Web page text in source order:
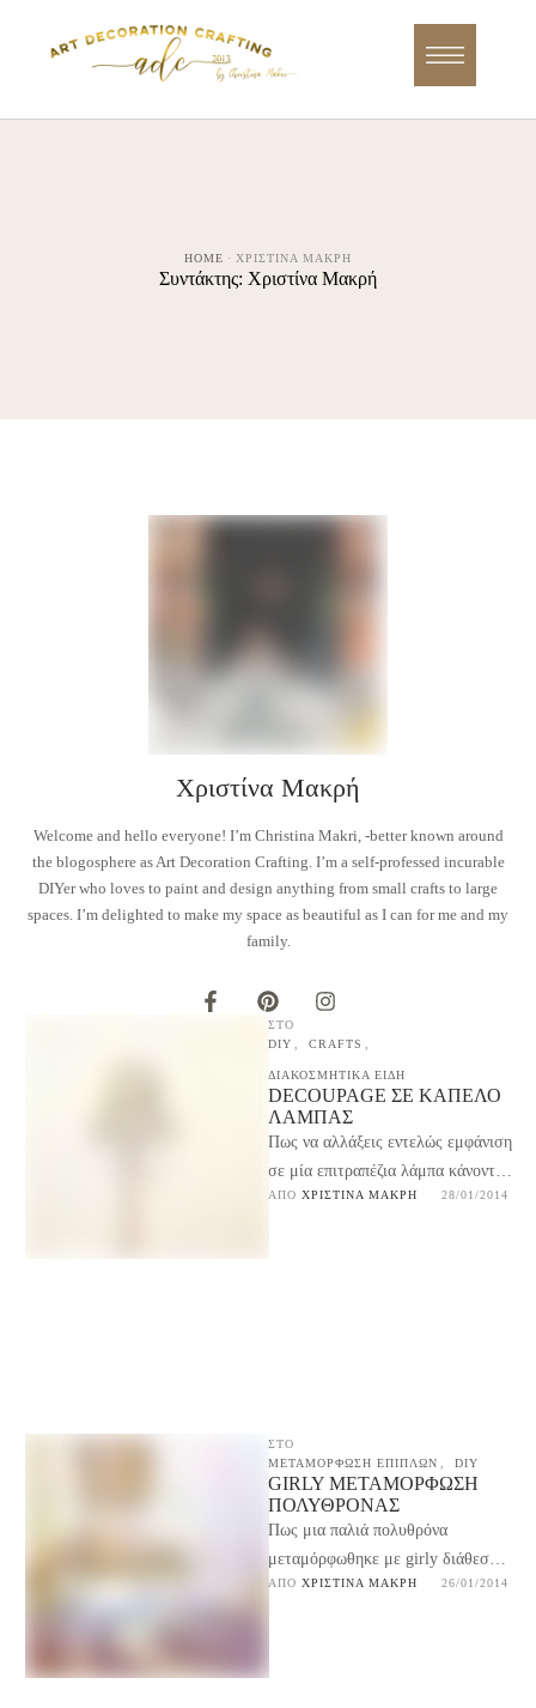
HOME · ΧΡΙΣΤΊΝΑ ΜΑΚΡΉ
Συντάκτης: Χριστίνα Μακρή
Χριστίνα Μακρή
Welcome and hello everyone! I’m Christina Makri, -better known around
the blogosphere as Art Decoration Crafting. I’m a self-professed incurable
DIYer who loves to paint and design anything from small crafts to large
spaces. I’m delighted to make my space as beautiful as I can for me and my
family.
ΣΤΟ
DIY
CRAFTS
ΔΙΑΚΟΣΜΗΤΙΚΑ ΕΙΔΗ
DECOUPAGE ΣΕ ΚΑΠΈΛΟ
ΛΆΜΠΑΣ
Πως να αλλάξεις εντελώς εμφάνιση
σε μία επιτραπέζια λάμπα κάνοντας
decoupage στο καπέλο της. Μια
ΑΠΌ ΧΡΙΣΤΊΝΑ ΜΑΚΡΉ 28/01/2014
ΣΤΟ
ΜΕΤΑΜΟΡΦΩΣΗ ΕΠΙΠΛΩΝ
DIY
GIRLY ΜΕΤΑΜΌΡΦΩΣΗ
ΠΟΛΥΘΡΌΝΑΣ
Πως μια παλιά πολυθρόνα
μεταμόρφωθηκε με girly διάθεση
για να μπει στο δωμάτιο της
ΑΠΌ ΧΡΙΣΤΊΝΑ ΜΑΚΡΉ 26/01/2014